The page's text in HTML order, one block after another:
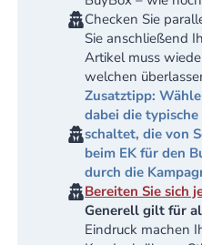
Checken Sie
Sie anschließend
Artikel muss
welchen
Zusatztipp:
dabei die
schaltet, die von
beim EK für den
durch die
Bereiten Sie sich
Generell gilt für
Eindruck machen